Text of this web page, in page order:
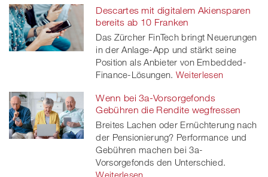
Descartes mit digitalem Akiensparen
bereits ab 10 Franken
Das Zürcher FinTech bringt Neuerungen
in der Anlage-App und stärkt seine
Position als Anbieter von Embedded-
Finance-Lösungen. Weiterlesen
Wenn bei 3a-Vorsorgefonds
Gebühren die Rendite wegfressen
Breites Lachen oder Ernüchterung nach
der Pensionierung? Performance und
Gebühren machen bei 3a-
Vorsorgefonds den Unterschied.
Weiterlesen